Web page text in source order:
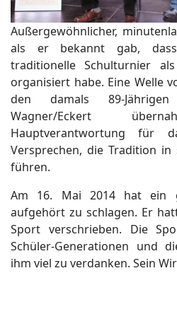
Außergewöhnlicher,
als er bekannt gab,
traditionelle Schulturnier
organisiert habe. Eine Welle
den damals 89-
Wagner/Eckert
Hauptverantwortung für
Versprechen, die Tradition
führen.
Am 16. Mai 2014 hat ein
aufgehört zu schlagen. Er
Sport verschrieben. Die
Schüler-Generationen und
ihm viel zu verdanken. Sein